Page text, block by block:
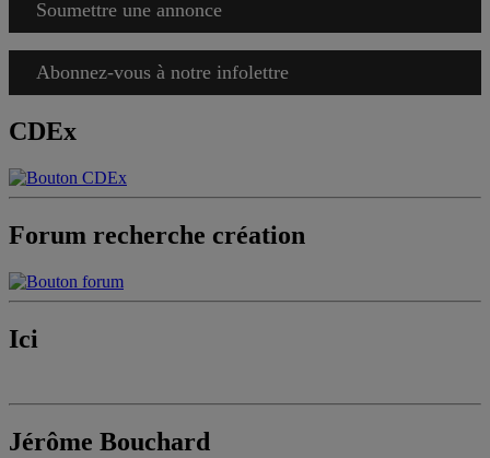
Soumettre une annonce
Abonnez-vous à notre infolettre
CDEx
Forum recherche création
Ici
Jérôme Bouchard